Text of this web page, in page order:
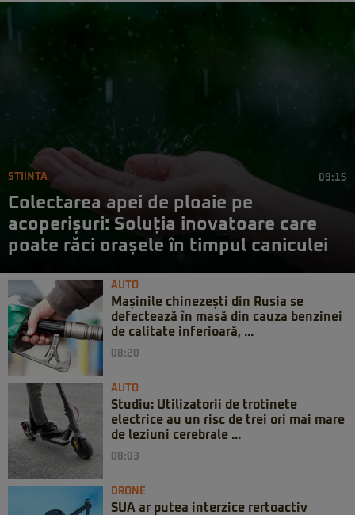
STIINTA 09:15
Colectarea apei de ploaie pe
acoperișuri: Soluția inovatoare care
poate răci orașele în timpul caniculei
AUTO
Mașinile chinezești din Rusia se
defectează în masă din cauza benzinei
de calitate inferioară, ...
08:20
AUTO
Studiu: Utilizatorii de trotinete
electrice au un risc de trei ori mai mare
de leziuni cerebrale ...
08:03
DRONE
SUA ar putea interzice rertoactiv